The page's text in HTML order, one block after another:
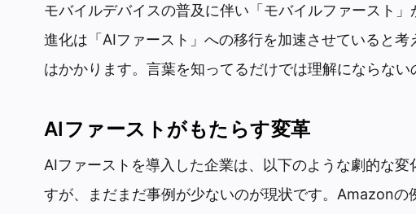
モバイルデバイスの普及に伴い「モバイルファースト
進化は「AIファースト」への移行を加速させていると
はかかります。言葉を知ってるだけでは理解にならない
AIファーストがもたらす変革
AIファーストを導入した企業は、以下のような劇的な変
すが、まだまだ事例が少ないのが現状です。Amazonの